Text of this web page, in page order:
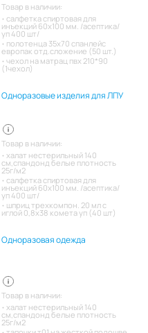
Товар в наличии:
салфетка спиртовая для
инъекций 60х100 мм. /асептика/
уп 400 шт/
полотенца 35х70 спанлейс
европак отд.сложение (50 шт.)
чехол на матрац пвх 210*90
(1чехол)
Одноразовые изделия для ЛПУ
Товар в наличии:
халат нестерильный 140
см,спандонд белые плотность
25г/м2
салфетка спиртовая для
инъекций 60х100 мм. /асептика/
уп 400 шт/
шприц трехкомпон. 20 мл с
иглой 0,8х38 комета уп (40 шт)
Одноразовая одежда
Товар в наличии:
халат нестерильный 140
см,спандонд белые плотность
25г/м2